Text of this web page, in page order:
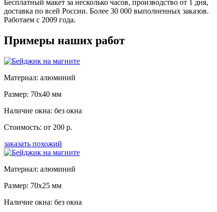
Бесплатный макет за несколько часов, производство от 1 дня,
доставка по всей России. Более 30 000 выполненных заказов.
Работаем с 2009 года.
Примеры наших работ
Материал: алюминий
Размер: 70x40 мм
Наличие окна: без окна
Стоимость: от 200 р.
заказать похожий
Материал: алюминий
Размер: 70x25 мм
Наличие окна: без окна